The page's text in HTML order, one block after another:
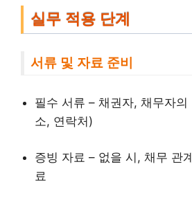
실무 적용 단계
서류 및 자료 준비
필수 서류 – 채권자, 채무자
소, 연락처)
증빙 자료 – 없을 시, 채무 관
료